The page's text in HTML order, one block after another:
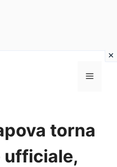
MENU
torna
ufficiale,